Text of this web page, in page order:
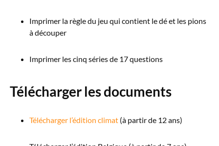
Imprimer la règle du jeu qui contient le dé et les pions
à découper
Imprimer les cinq séries de 17 questions
Télécharger les documents
Télécharger l’édition climat (à partir de 12 ans)